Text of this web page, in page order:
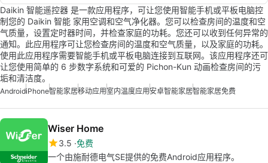
Daikin 智能遥控器 是一款应用程序，可让您使用智能手机或平板电脑控
制您的 Daikin 智能 家用空调和空气净化器。您可以检查房间的温度和空
气质量，设置定时器时间，并检查家庭的功耗。您还可以收到任何异常的
通知。此应用程序可让您检查房间的温度和空气质量，以及家庭的功耗。
使用此应用程序需要智能手机或平板电脑连接到互联网。该应用程序还可
让您使用简单的 6 步数字系统和可爱的 Pichon-Kun 动画检查房间的污
垢和清洁度。
AndroidiPhone智能家居移动应用室内温度应用安卓智能家居智能家居免费
Wiser Home
3.5 免费
一个由施耐德电气SE提供的免费Android应用程序。